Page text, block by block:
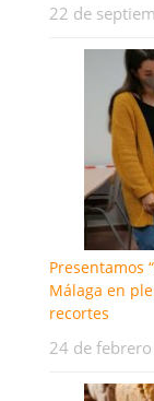
22 de
Presentamos
Málaga en
recortes
24 de